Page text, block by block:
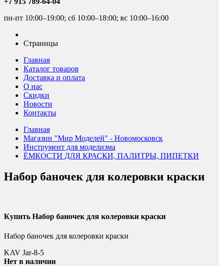
пн-пт 10:00–19:00; сб 10:00–18:00; вс 10:00–16:00
Страницы
Главная
Каталог товаров
Доставка и оплата
О нас
Скидки
Новости
Контакты
Главная
Магазин "Мир Моделей" - Новомосковск
Инструмент для моделизма
ЁМКОСТИ ДЛЯ КРАСКИ, ПАЛИТРЫ, ПИПЕТКИ
Набор баночек для колеровки краски
Купить Набор баночек для колеровки краски
Набор баночек для колеровки краски
KAV Jar-8-5
Нет в наличии